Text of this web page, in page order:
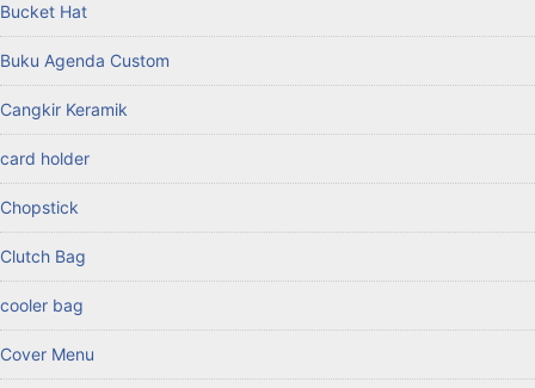
Bucket Hat
Buku Agenda Custom
Cangkir Keramik
card holder
Chopstick
Clutch Bag
cooler bag
Cover Menu